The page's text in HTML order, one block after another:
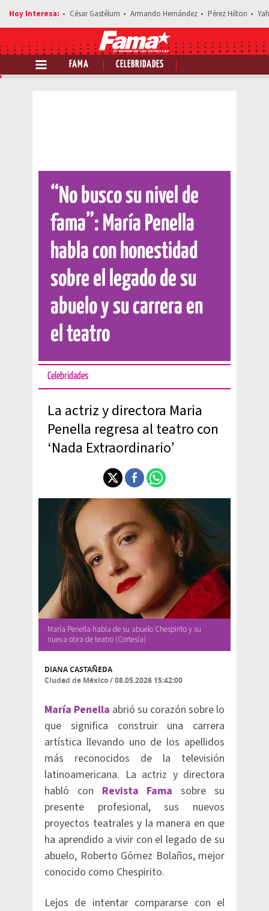
César Gastélum Armando Hernández Pérez Hilton
FAMA CELEBRIDADES
Comparte esta noticia
“No busco su nivel de
fama”: María Penella
habla con honestidad
sobre el legado de su
abuelo y su carrera en
el teatro
Celebridades
La actriz y directora Maria
Penella regresa al teatro con
‘Nada Extraordinario’
María Penella habla de su abuelo Chespirito y su
nueva obra de teatro (Cortesía)
DIANA CASTAÑEDA
Ciudad de México/08.05.2026 15:42:00
María Penella abrió su corazón sobre lo
que significa construir una carrera
artística llevando uno de los apellidos
más reconocidos de la televisión
latinoamericana. La actriz y directora
habló con Revista Fama sobre su
presente profesional, sus nuevos
proyectos teatrales y la manera en que
ha aprendido a vivir con el legado de su
abuelo, Roberto Gómez Bolaños, mejor
conocido como Chespirito.
Lejos de intentar compararse con el